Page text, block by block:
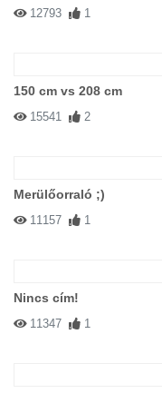
12793 1
150 cm vs 208 cm
15541 2
Merülőorraló ;)
11157 1
Nincs cím!
11347 1